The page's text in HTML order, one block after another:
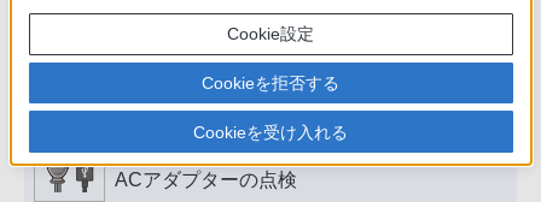
愛情点検のおすすめ
電源プラグ・コード、USB端子・ケーブル、
ACアダプターの点検
Cookie設定
Cookieを拒否する
Cookieを受け入れる